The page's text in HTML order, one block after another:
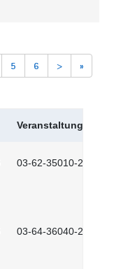
5 6 > »
Veranstaltungskürzel
03-62-35010-2502
03-64-36040-2601